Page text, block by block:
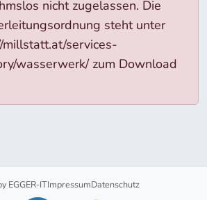
nicht zugelassen. Die
steht unter
millstatt.at/services-
wasserwerk/ zum Download
EGGER-ITImpressumDatenschutz